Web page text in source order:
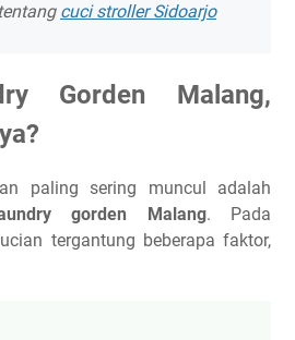
cuci stroller Sidoarjo
Gorden Malang,
paling sering muncul adalah
gorden Malang. Pada
tergantung beberapa faktor,